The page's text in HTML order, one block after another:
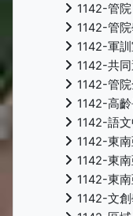
1142-管院
1142-管
1142-軍
1142-共
1142-管
1142-高
1142-語
1142-東
1142-東
1142-東
1142-文